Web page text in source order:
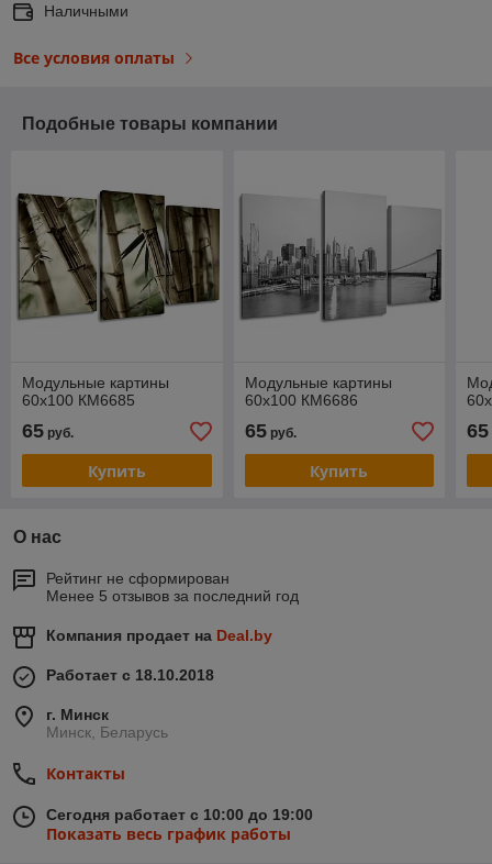
Наличными
Все условия оплаты
Подобные товары компании
Модульные картины
60x100 КМ6685
65 руб.
Купить
Модульные картины
60x100 КМ6686
65руб.
Купить
65
О нас
Рейтинг не сформирован
Менее 5 отзывов за последний год
Компания продает на Deal.by
Работает с 18.10.2018
г. Минск
Минск, Беларусь
Контакты
Сегодня работает с 10:00 до 19:00
Показать весь график работы